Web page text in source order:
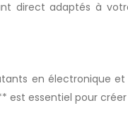
direct adaptés à
en électronique
essentiel pour